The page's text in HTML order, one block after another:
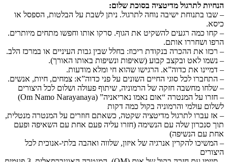
הנחיות לתרגול מדיטציה בסוכת שלום:
– שבו בתנוחת ישיבה נוחה לתרגול. ניתן לשבת על הבלטות, הספסל או
כיסא.
– קחו כמה רגעים להשקיט את הגוף. סרקו אותו וחפשו מתחים מיותרים.
הרפו ושחררו אותם.
– רכזו את ההכרה בנקודת ריכוז: בחלל שבין גבות העיניים או במרכז הלב.
– נשמו לאט ובקצב קבוע (שאיפות ונשיפות באותו האורך).
– דמיינו את כדוה”א. הרגישו שהוא חי ומלא מודעות.
– התחברו לכל סוגי החיים השונים על פני כדוה”א: צמחים, חיות, אנשים.
– שלחו מחשבה חזקה של הרמוניה, שיתוף פעולה ושלום לכל היצורים
– חזרו על המנטרה “אום נאמו נאריאניה” (Om Namo Narayanaya)
לשלום עולמי והרמוניה בקול כמה דקות
– אז עברו לתרגול מדיטציה שקטה, כשאתם חוזרים על המנטרה מנטלית,
תוך סנכרון שלה עם הנשימה (חזרו עליה פעם אחת עם השאיפה ופעם
אחת עם הנשיפה)
– המשיכו להקרין אנרגיה של איזון, שלווה ואהבה בלתי-אנוכית לכל
היצורים